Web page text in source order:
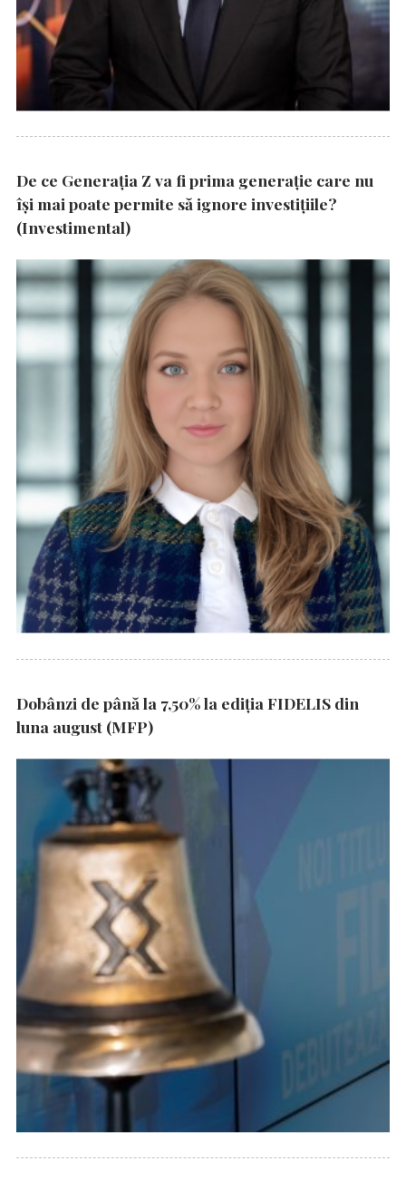
De ce Generația Z va fi prima generație care nu
își mai poate permite să ignore investițiile?
(Investimental)
Dobânzi de până la 7,50% la ediția FIDELIS din
luna august (MFP)